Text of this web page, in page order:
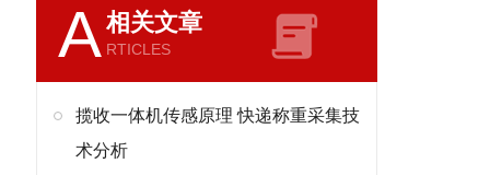
A相关文章
RTICLES
揽收一体机传感原理 快递称重采集技
术分析